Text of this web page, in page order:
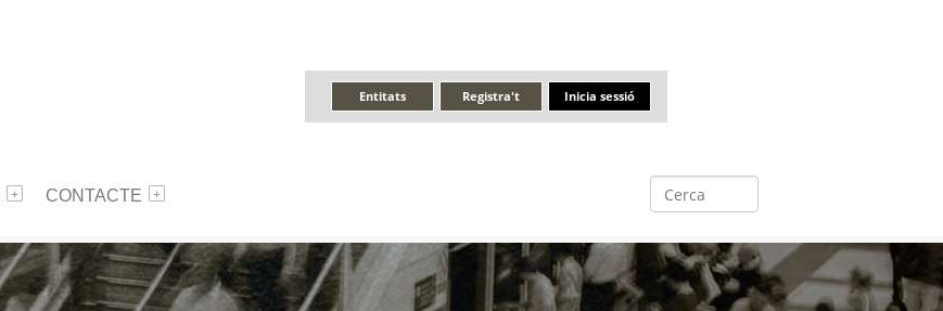
Inicia sessió
Registra't
Entitats
CONTACTE